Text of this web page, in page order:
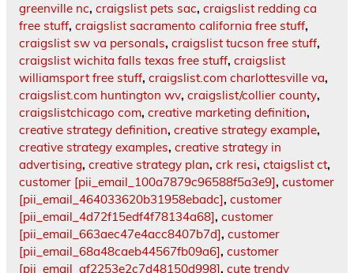
greenville nc, craigslist pets sac, craigslist redding ca
free stuff, craigslist sacramento california free stuff,
craigslist sw va personals, craigslist tucson free stuff,
craigslist wichita falls texas free stuff, craigslist
williamsport free stuff, craigslist.com charlottesville va,
craigslist.com huntington wv, craigslist/collier county,
craigslistchicago com, creative marketing definition,
creative strategy definition, creative strategy example,
creative strategy examples, creative strategy in
advertising, creative strategy plan, crk resi, ctaigslist ct,
customer [pii_email_100a7879c96588f5a3e9], customer
[pii_email_464033620b31958ebadc], customer
[pii_email_4d72f15edf4f78134a68], customer
[pii_email_663aec47e4acc8407b7d], customer
[pii_email_68a48caeb44567fb09a6], customer
[pii_email_af2253e2c7d48150d998], cute trendy